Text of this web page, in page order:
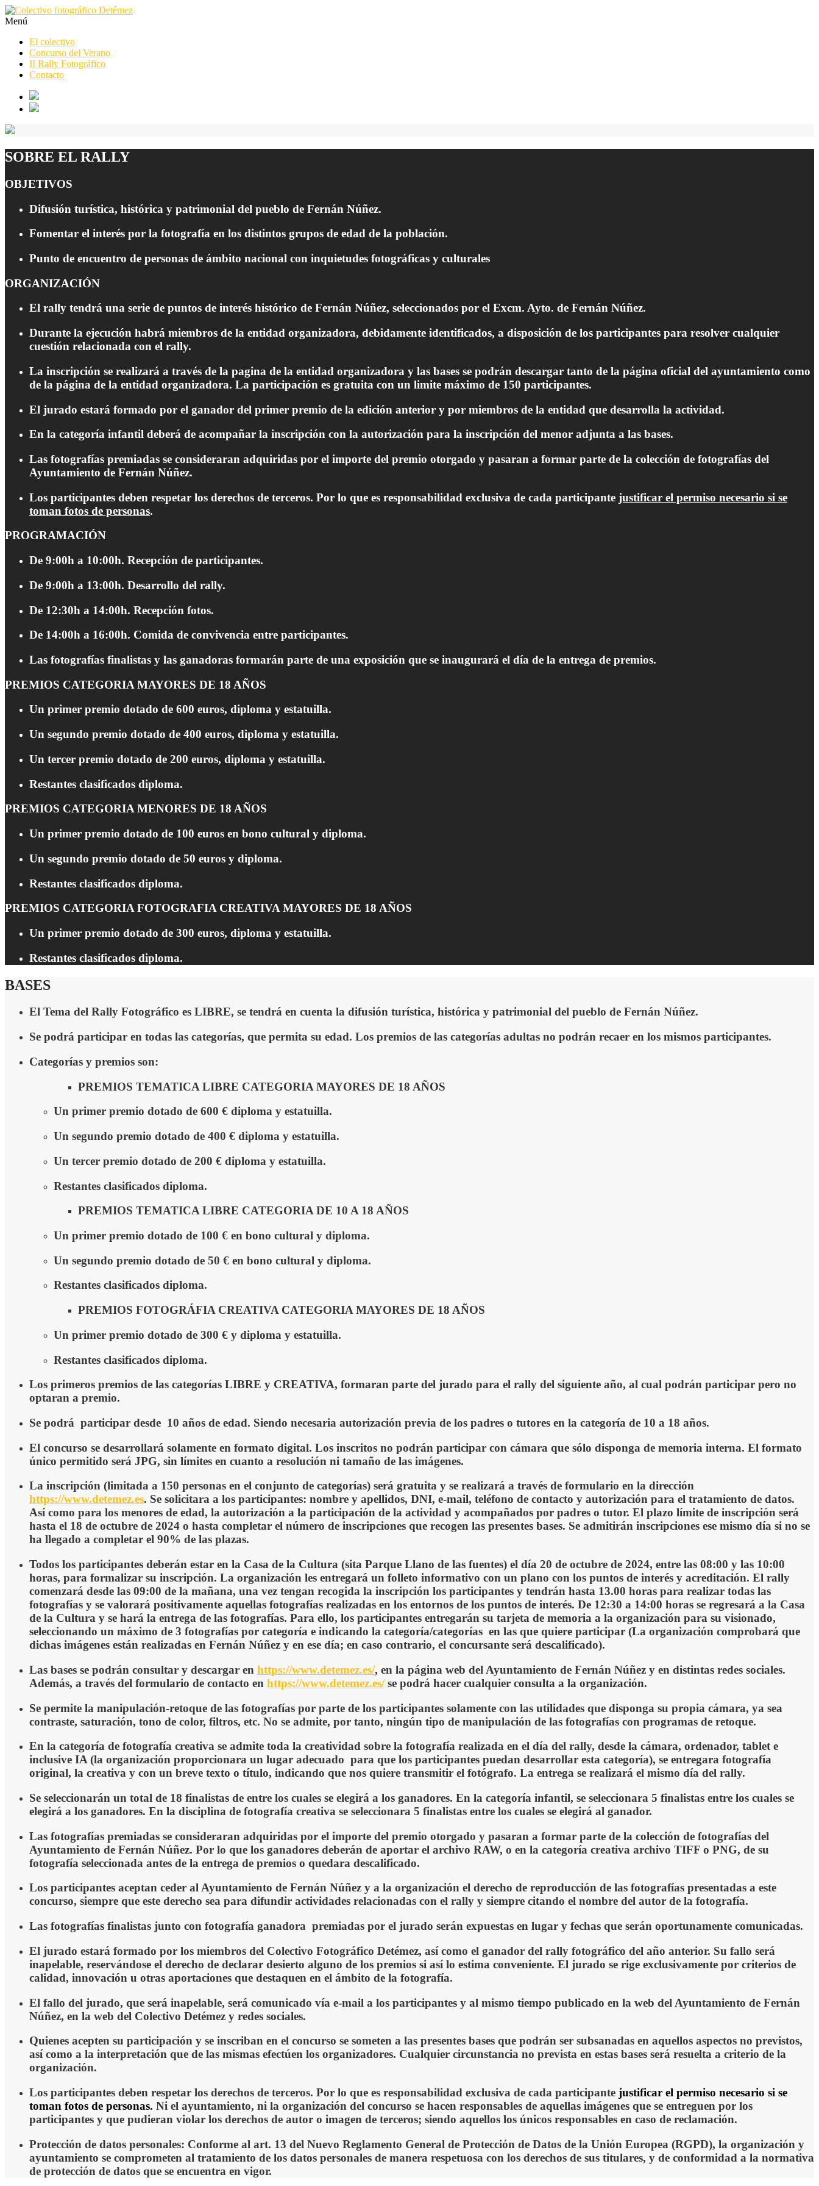
Menú
El colectivo
Concurso del Verano
II Rally Fotográfico
Contacto
SOBRE EL RALLY
OBJETIVOS
Difusión turística, histórica y patrimonial del pueblo de Fernán Núñez.
Fomentar el interés por la fotografía en los distintos grupos de edad de la población.
Punto de encuentro de personas de ámbito nacional con inquietudes fotográficas y culturales
ORGANIZACIÓN
El rally tendrá una serie de puntos de interés histórico de Fernán Núñez, seleccionados por el Excm. Ayto. de Fernán Núñez.
Durante la ejecución habrá miembros de la entidad organizadora, debidamente identificados, a disposición de los participantes para resolver cualquier
cuestión relacionada con el rally.
La inscripción se realizará a través de la pagina de la entidad organizadora y las bases se podrán descargar tanto de la página oficial del ayuntamiento como
de la página de la entidad organizadora. La participación es gratuita con un limite máximo de 150 participantes.
El jurado estará formado por el ganador del primer premio de la edición anterior y por miembros de la entidad que desarrolla la actividad.
En la categoría infantil deberá de acompañar la inscripción con la autorización para la inscripción del menor adjunta a las bases.
Las fotografías premiadas se consideraran adquiridas por el importe del premio otorgado y pasaran a formar parte de la colección de fotografías del
Ayuntamiento de Fernán Núñez.
Los participantes deben respetar los derechos de terceros. Por lo que es responsabilidad exclusiva de cada participante justificar el permiso necesario si se
toman fotos de personas.
PROGRAMACIÓN
De 9:00h a 10:00h. Recepción de participantes.
De 9:00h a 13:00h. Desarrollo del rally.
De 12:30h a 14:00h. Recepción fotos.
De 14:00h a 16:00h. Comida de convivencia entre participantes.
Las fotografías finalistas y las ganadoras formarán parte de una exposición que se inaugurará el día de la entrega de premios.
PREMIOS CATEGORIA MAYORES DE 18 AÑOS
Un primer premio dotado de 600 euros, diploma y estatuilla.
Un segundo premio dotado de 400 euros, diploma y estatuilla.
Un tercer premio dotado de 200 euros, diploma y estatuilla.
Restantes clasificados diploma.
PREMIOS CATEGORIA MENORES DE 18 AÑOS
Un primer premio dotado de 100 euros en bono cultural y diploma.
Un segundo premio dotado de 50 euros y diploma.
Restantes clasificados diploma.
PREMIOS CATEGORIA FOTOGRAFIA CREATIVA MAYORES DE 18 AÑOS
Un primer premio dotado de 300 euros, diploma y estatuilla.
Restantes clasificados diploma.
BASES
El Tema del Rally Fotográfico es LIBRE, se tendrá en cuenta la difusión turística, histórica y patrimonial del pueblo de Fernán Núñez.
Se podrá participar en todas las categorías, que permita su edad. Los premios de las categorías adultas no podrán recaer en los mismos participantes.
Categorías y premios son:
PREMIOS TEMATICA LIBRE CATEGORIA MAYORES DE 18 AÑOS
Un primer premio dotado de 600 € diploma y estatuilla.
Un segundo premio dotado de 400 € diploma y estatuilla.
Un tercer premio dotado de 200 € diploma y estatuilla.
Restantes clasificados diploma.
PREMIOS TEMATICA LIBRE CATEGORIA DE 10 A 18 AÑOS
Un primer premio dotado de 100 € en bono cultural y diploma.
Un segundo premio dotado de 50 € en bono cultural y diploma.
Restantes clasificados diploma.
PREMIOS FOTOGRÁFIA CREATIVA CATEGORIA MAYORES DE 18 AÑOS
Un primer premio dotado de 300 € y diploma y estatuilla.
Restantes clasificados diploma.
Los primeros premios de las categorías LIBRE y CREATIVA, formaran parte del jurado para el rally del siguiente año, al cual podrán participar pero no
optaran a premio.
Se podrá participar desde 10 años de edad. Siendo necesaria autorización previa de los padres o tutores en la categoría de 10 a 18 años.
El concurso se desarrollará solamente en formato digital. Los inscritos no podrán participar con cámara que sólo disponga de memoria interna. El formato
único permitido será JPG, sin límites en cuanto a resolución ni tamaño de las imágenes.
La inscripción (limitada a 150 personas en el conjunto de categorías) será gratuita y se realizará a través de formulario en la dirección
https://www.detemez.es. Se solicitara a los participantes: nombre y apellidos, DNI, e-mail, teléfono de contacto y autorización para el tratamiento de datos.
Así como para los menores de edad, la autorización a la participación de la actividad y acompañados por padres o tutor. El plazo límite de inscripción será
hasta el 18 de octubre de 2024 o hasta completar el número de inscripciones que recogen las presentes bases. Se admitirán inscripciones ese mismo día si no se
ha llegado a completar el 90% de las plazas.
Todos los participantes deberán estar en la Casa de la Cultura (sita Parque Llano de las fuentes) el día 20 de octubre de 2024, entre las 08:00 y las 10:00
horas, para formalizar su inscripción. La organización les entregará un folleto informativo con un plano con los puntos de interés y acreditación. El rally
comenzará desde las 09:00 de la mañana, una vez tengan recogida la inscripción los participantes y tendrán hasta 13.00 horas para realizar todas las
fotografías y se valorará positivamente aquellas fotografías realizadas en los entornos de los puntos de interés. De 12:30 a 14:00 horas se regresará a la Casa
de la Cultura y se hará la entrega de las fotografías. Para ello, los participantes entregarán su tarjeta de memoria a la organización para su visionado,
seleccionando un máximo de 3 fotografías por categoría e indicando la categoría/categorías en las que quiere participar (La organización comprobará que
dichas imágenes están realizadas en Fernán Núñez y en ese día; en caso contrario, el concursante será descalificado).
Las bases se podrán consultar y descargar en https://www.detemez.es/, en la página web del Ayuntamiento de Fernán Núñez y en distintas redes sociales.
Además, a través del formulario de contacto en https://www.detemez.es/se podrá hacer cualquier consulta a la organización.
Se permite la manipulación-retoque de las fotografías por parte de los participantes solamente con las utilidades que disponga su propia cámara, ya sea
contraste, saturación, tono de color, filtros, etc. No se admite, por tanto, ningún tipo de manipulación de las fotografías con programas de retoque.
En la categoría de fotografía creativa se admite toda la creatividad sobre la fotografía realizada en el día del rally, desde la cámara, ordenador, tablet e
inclusive IA (la organización proporcionara un lugar adecuado para que los participantes puedan desarrollar esta categoría), se entregara fotografía
original, la creativa y con un breve texto o título, indicando que nos quiere transmitir el fotógrafo. La entrega se realizará el mismo día del rally.
Se seleccionarán un total de 18 finalistas de entre los cuales se elegirá a los ganadores. En la categoría infantil, se seleccionara 5 finalistas entre los cuales se
elegirá a los ganadores. En la disciplina de fotografía creativa se seleccionara 5 finalistas entre los cuales se elegirá al ganador.
Las fotografías premiadas se consideraran adquiridas por el importe del premio otorgado y pasaran a formar parte de la colección de fotografías del
Ayuntamiento de Fernán Núñez. Por lo que los ganadores deberán de aportar el archivo RAW, o en la categoría creativa archivo TIFF o PNG, de su
fotografía seleccionada antes de la entrega de premios o quedara descalificado.
Los participantes aceptan ceder al Ayuntamiento de Fernán Núñez y a la organización el derecho de reproducción de las fotografías presentadas a este
concurso, siempre que este derecho sea para difundir actividades relacionadas con el rally y siempre citando el nombre del autor de la fotografía.
Las fotografías finalistas junto con fotografía ganadora premiadas por el jurado serán expuestas en lugar y fechas que serán oportunamente comunicadas.
El jurado estará formado por los miembros del Colectivo Fotográfico Detémez, así como el ganador del rally fotográfico del año anterior. Su fallo será
inapelable, reservándose el derecho de declarar desierto alguno de los premios si así lo estima conveniente. El jurado se rige exclusivamente por criterios de
calidad, innovación u otras aportaciones que destaquen en el ámbito de la fotografía.
El fallo del jurado, que será inapelable, será comunicado vía e-mail a los participantes y al mismo tiempo publicado en la web del Ayuntamiento de Fernán
Núñez, en la web del Colectivo Detémez y redes sociales.
Quienes acepten su participación y se inscriban en el concurso se someten a las presentes bases que podrán ser subsanadas en aquellos aspectos no previstos,
así como a la interpretación que de las mismas efectúen los organizadores. Cualquier circunstancia no prevista en estas bases será resuelta a criterio de la
organización.
Los participantes deben respetar los derechos de terceros. Por lo que es responsabilidad exclusiva de cada participante justificar el permiso necesario si se
toman fotos de personas. Ni el ayuntamiento, ni la organización del concurso se hacen responsables de aquellas imágenes que se entreguen por los
participantes y que pudieran violar los derechos de autor o imagen de terceros; siendo aquellos los únicos responsables en caso de reclamación.
Protección de datos personales: Conforme al art. 13 del Nuevo Reglamento General de Protección de Datos de la Unión Europea (RGPD), la organización y
ayuntamiento se comprometen al tratamiento de los datos personales de manera respetuosa con los derechos de sus titulares, y de conformidad a la normativa
de protección de datos que se encuentra en vigor.